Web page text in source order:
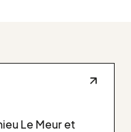
Le Meur et